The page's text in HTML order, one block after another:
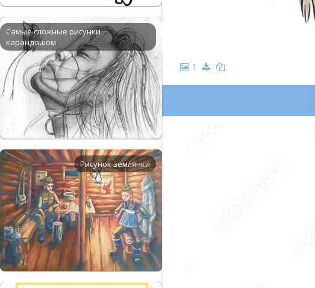
Самые сложные рисунки
карандашом
Рисунок землянки
1